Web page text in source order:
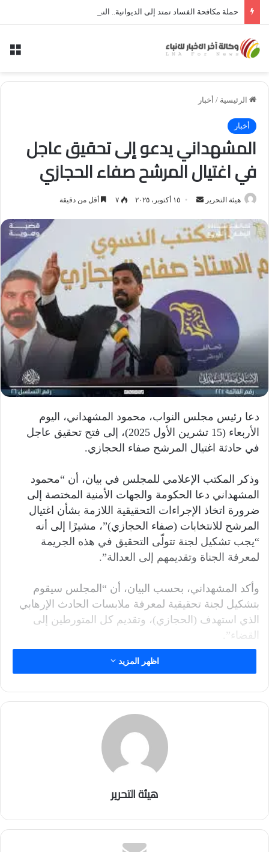
الرئيسية / أخبار
أخبار
المشهداني يدعو إلى تحقيق عاجل
في اغتيال المرشح صفاء الحجازي
هيئة التحرير
أرسل
إلكترونيا
١٥ أكتوبر، ٢٠٢٥ ٧ أقل من دقيقة
دعا رئيس مجلس النواب، محمود المشهداني، اليوم
الأربعاء (15 تشرين الأول 2025)، إلى فتح تحقيق عاجل
في حادثة اغتيال المرشح صفاء الحجازي.
وذكر المكتب الإعلامي للمجلس في بيان، أن “محمود
المشهداني دعا الحكومة والجهات الأمنية المختصة إلى
ضرورة اتخاذ الإجراءات التحقيقية اللازمة بشأن اغتيال
المرشح للانتخابات (صفاء الحجازي)”، مشيرًا إلى أنه
“يجب تشكيل لجنة تتولّى التحقيق في هذه الجريمة
لمعرفة الجناة وتقديمهم إلى العدالة”.
وأكد المشهداني، بحسب البيان، أن “المجلس سيقوم
بتشكيل لجنة تحقيقية لمعرفة ملابسات الحادث الإرهابي
الذي استهدف (الحجازي)، وتقديم كل المتورطين إلى
القضاء”.
اظهر المزيد
هيئة التحرير